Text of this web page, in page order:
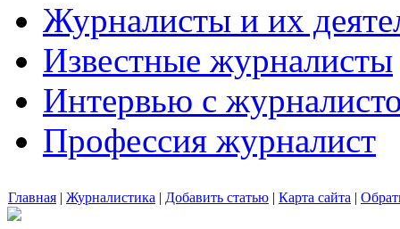
Журналисты и их
Известные журналисты
Интервью с
Профессия журналист
Главная | Журналистика | Добавить статью | Карта сайта |